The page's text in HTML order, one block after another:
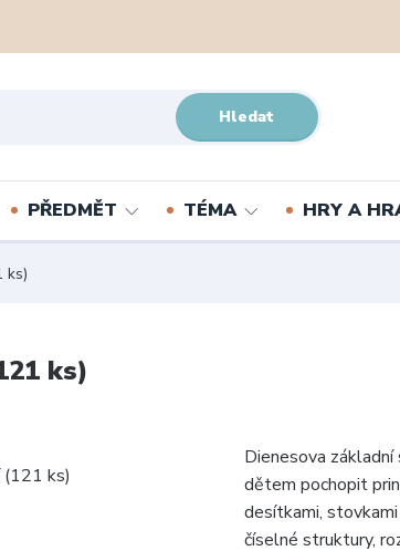
Hledat
PŘEDMĚT TÉMA HRY A
ks)
ks)
Dienesova
dětem pochopit
desítkami,
číselné struktury,